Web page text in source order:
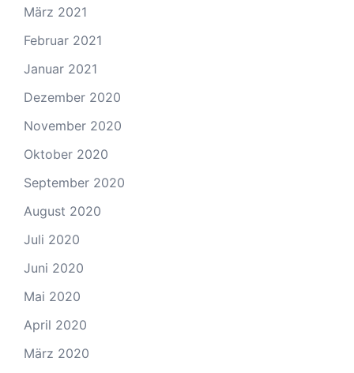
März 2021
Februar 2021
Januar 2021
Dezember 2020
November 2020
Oktober 2020
September 2020
August 2020
Juli 2020
Juni 2020
Mai 2020
April 2020
März 2020